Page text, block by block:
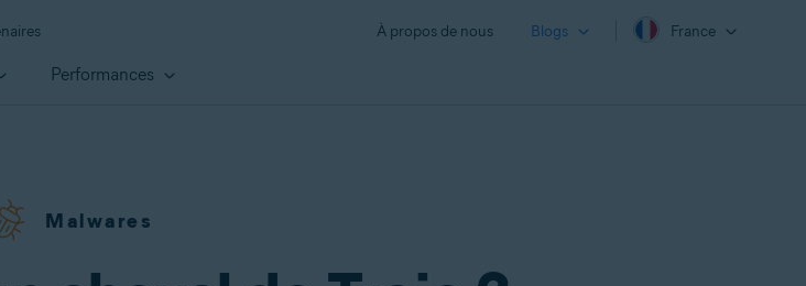
À propos de nous Blogs France
Performances
Malwares